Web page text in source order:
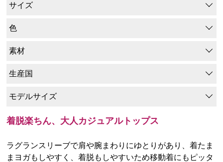
サイズ
色
素材
生産国
モデルサイズ
着脱楽ちん、大人カジュアルトップス
ラグランスリーブで肩や腕まわりにゆとりがあり、着たま
まヨガもしやすく、着脱もしやすいため移動着にもピッタ